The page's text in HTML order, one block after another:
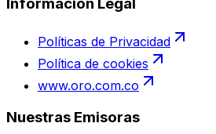
Políticas de Privacidad
Política de cookies
www.oro.com.co
Nuestras Emisoras